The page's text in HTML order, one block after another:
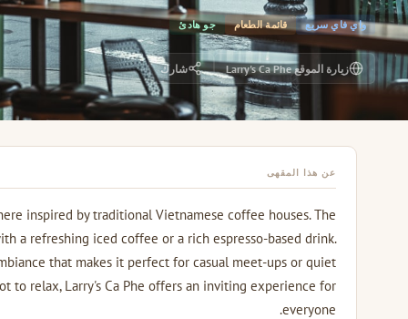
واي فاي سريع قائمة الطعام جو هادئ
زيارة الموقع Larry's Ca Phe شارك
عن هذا المقهى
inspired by traditional Vietnamese coffee houses. The
a refreshing iced coffee or a rich espresso-based drink.
that makes it perfect for casual meet-ups or quiet
to relax, Larry's Ca Phe offers an inviting experience for
everyone.